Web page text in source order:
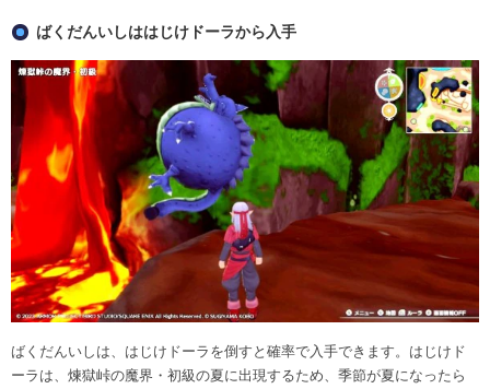
ばくだんいしははじけドーラから入手
ばくだんいしは、はじけドーラを倒すと確率で入手できます。はじけド
ーラは、煉獄峠の魔界・初級の夏に出現するため、季節が夏になったら